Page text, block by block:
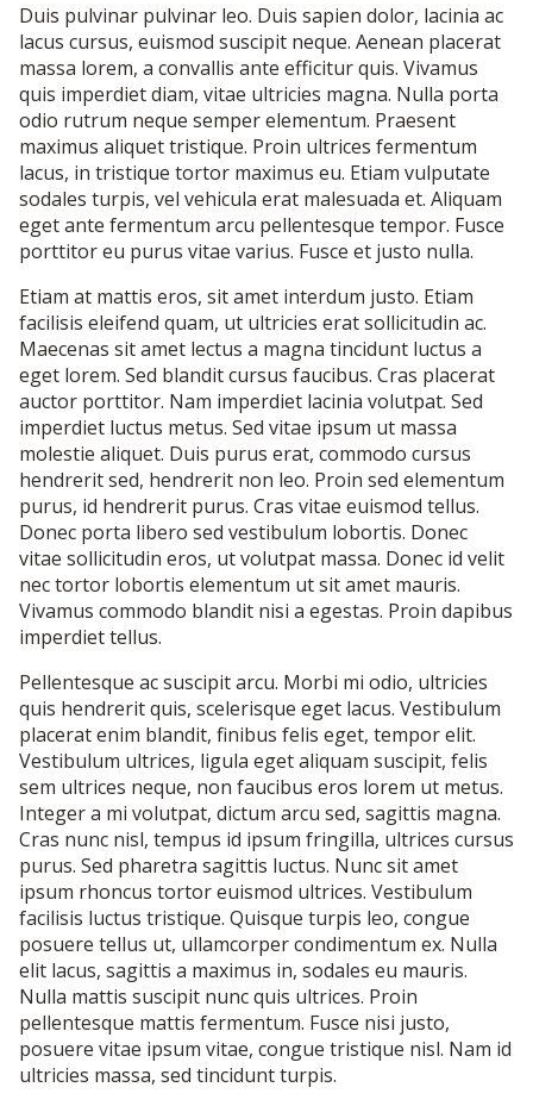
Duis pulvinar pulvinar leo. Duis sapien dolor, lacinia ac
lacus cursus, euismod suscipit neque. Aenean placerat
massa lorem, a convallis ante efficitur quis. Vivamus
quis imperdiet diam, vitae ultricies magna. Nulla porta
odio rutrum neque semper elementum. Praesent
maximus aliquet tristique. Proin ultrices fermentum
lacus, in tristique tortor maximus eu. Etiam vulputate
sodales turpis, vel vehicula erat malesuada et. Aliquam
eget ante fermentum arcu pellentesque tempor. Fusce
porttitor eu purus vitae varius. Fusce et justo nulla.
Etiam at mattis eros, sit amet interdum justo. Etiam
facilisis eleifend quam, ut ultricies erat sollicitudin ac.
Maecenas sit amet lectus a magna tincidunt luctus a
eget lorem. Sed blandit cursus faucibus. Cras placerat
auctor porttitor. Nam imperdiet lacinia volutpat. Sed
imperdiet luctus metus. Sed vitae ipsum ut massa
molestie aliquet. Duis purus erat, commodo cursus
hendrerit sed, hendrerit non leo. Proin sed elementum
purus, id hendrerit purus. Cras vitae euismod tellus.
Donec porta libero sed vestibulum lobortis. Donec
vitae sollicitudin eros, ut volutpat massa. Donec id velit
nec tortor lobortis elementum ut sit amet mauris.
Vivamus commodo blandit nisi a egestas. Proin dapibus
imperdiet tellus.
Pellentesque ac suscipit arcu. Morbi mi odio, ultricies
quis hendrerit quis, scelerisque eget lacus. Vestibulum
placerat enim blandit, finibus felis eget, tempor elit.
Vestibulum ultrices, ligula eget aliquam suscipit, felis
sem ultrices neque, non faucibus eros lorem ut metus.
Integer a mi volutpat, dictum arcu sed, sagittis magna.
Cras nunc nisl, tempus id ipsum fringilla, ultrices cursus
purus. Sed pharetra sagittis luctus. Nunc sit amet
ipsum rhoncus tortor euismod ultrices. Vestibulum
facilisis luctus tristique. Quisque turpis leo, congue
posuere tellus ut, ullamcorper condimentum ex. Nulla
elit lacus, sagittis a maximus in, sodales eu mauris.
Nulla mattis suscipit nunc quis ultrices. Proin
pellentesque mattis fermentum. Fusce nisi justo,
posuere vitae ipsum vitae, congue tristique nisl. Nam id
ultricies massa, sed tincidunt turpis.